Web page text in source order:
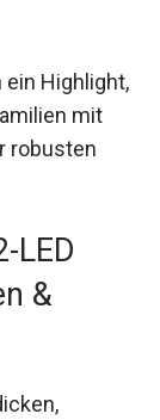
Highlight,
mit
robusten
LED
&